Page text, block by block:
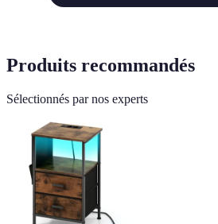
Produits recommandés
Sélectionnés par nos experts